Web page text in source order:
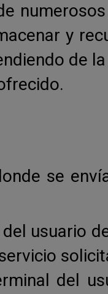
y
de
se
usuario
del